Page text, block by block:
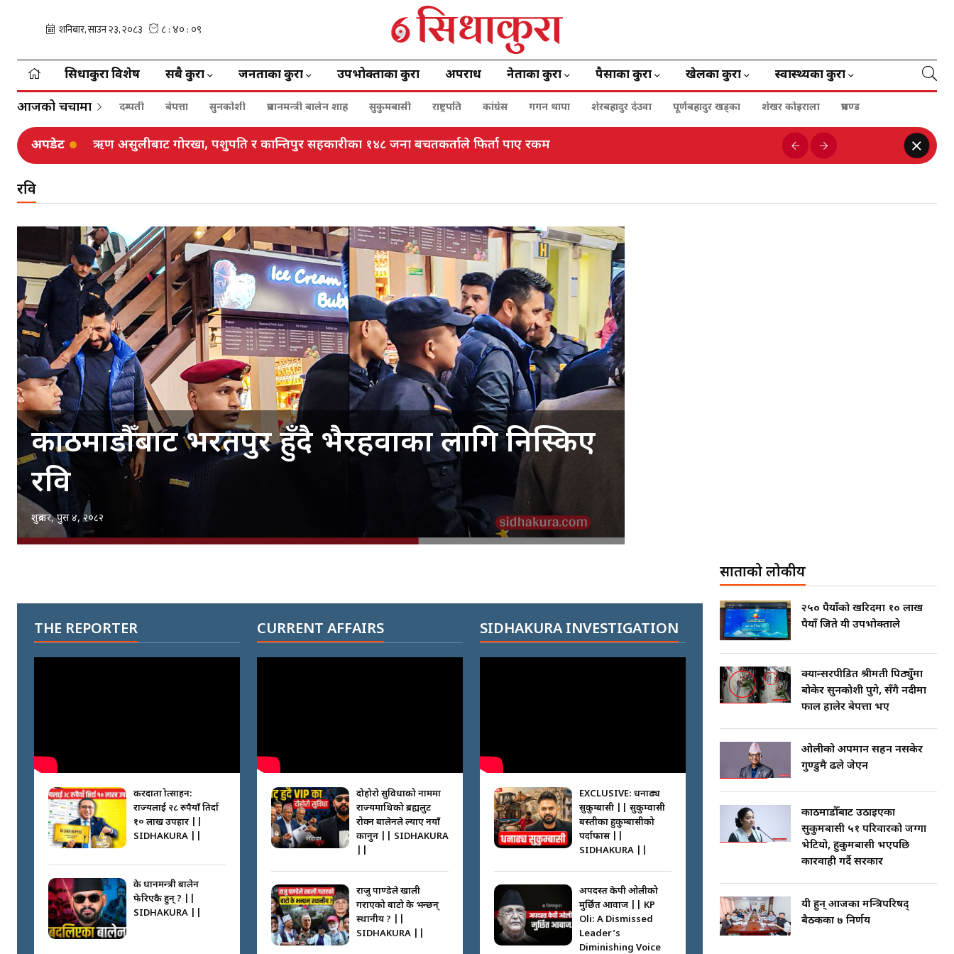
सिधाकुरा विशेष सबै कुरा जनताका कुरा उपभोक्ताका कुरा अपराध नेताका कुरा पैसाका कुरा खेलका कुरा स्वास्थ्यका कुरा
आजको चर्चामा दम्पती बेपत्ता सुनकोशी प्रधानमन्त्री बालेन शाह सुकुमबासी राष्ट्रपति कांग्रेस गगन थापा शेरबहादुर देउवा पूर्णबहादुर खड्का शेखर कोइराला प्रचण्ड
अपडेट ऋण असुलीबाट गोरखा, पशुपति र कान्तिपुर सहकारीका १४८ जना बचतकर्ताले फिर्ता पाए रकम
रवि
काठमाडाैँबाट भरतपुर हुँदै भैरहवाका लागि निस्किए
रवि
शुक्रबार, पुस ४, २०८२
THE REPORTER
करदाता प्रोत्साहन:
राज्यलाई २८ रुपैयाँ तिर्दा
१० लाख उपहार ||
SIDHAKURA ||
के प्रधानमन्त्री बालेन
फेरिएकै हुन् ? ||
SIDHAKURA ||
CURRENT AFFAIRS
दोहोरो सुविधाको नाममा
राज्यमाथिको ब्रह्मलुट
रोक्न बालेनले ल्याए नयाँ
कानुन || SIDHAKURA
राजु पाण्डेले खाली
गराएको बाटो के भन्छन्
स्थानीय ? ||
SIDHAKURA ||
SIDHAKURA INVESTIGATION
EXCLUSIVE: धनाढ्य
सुकुम्बासी || सुकुम्वासी
बस्तीका हुकुम्बासीको
पर्दाफास ||
SIDHAKURA ||
अपदस्त केपी ओलीको
मुर्छित आवाज || KP
Oli: A Dismissed
Leader’s
Diminishing Voice
साताको लोकप्रीय
२५० रुपैयाँको खरिदमा १० लाख
रुपैयाँ जिते यी उपभोक्ताले
क्यान्सरपीडित श्रीमती पिठ्युँमा
बोकेर सुनकोशी पुगे, सँगै नदीमा
फाल हालेर बेपत्ता भए
ओलीको अपमान सहन नसकेर
गुण्डुमै ढले जेएन
काठमाडौँबाट उठाइएका
सुकुमबासी ५१ परिवारको जग्गा
भेटियो, हुकुमबासी भएपछि
कारवाही गर्दै सरकार
यी हुन् आजका मन्त्रिपरिषद्
बैठकका ७ निर्णय